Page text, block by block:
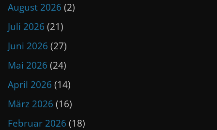
August 2026 (2)
Juli 2026 (21)
Juni 2026 (27)
Mai 2026 (24)
April 2026 (14)
März 2026 (16)
Februar 2026 (18)